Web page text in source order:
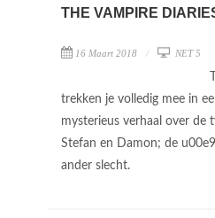
THE VAMPIRE
16 Maart 2018 NET 5
trekken je volledig mee in
mysterieus verhaal over de
Stefan en Damon; de
ander slecht.